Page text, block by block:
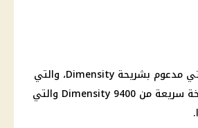
هاتف Vivo X200S يأتي مدعوم بشريحة Dimensity، والتي
قد لا تكون سوى نسخة سريعة من Dimensity 9400 والتي